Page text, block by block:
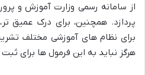
از سامانه رسمی وزارت آموزش و
پردازد. همچنین، برای درک عمیق
برای نظام های آموزشی مختلف
هرگز نباید به این فرمول ها برای ثبت